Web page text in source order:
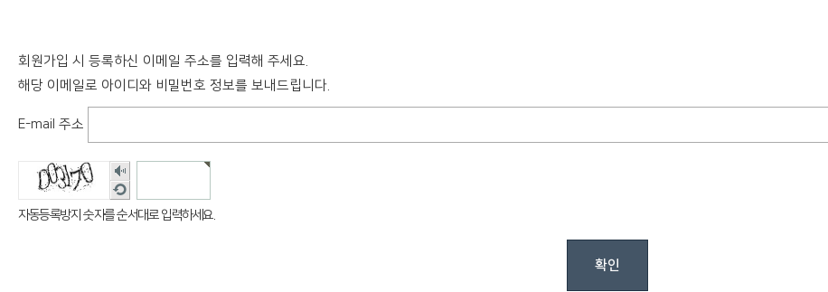
회원가입 시 등록하신 이메일 주소를 입력해 주세요.
해당 이메일로 아이디와 비밀번호 정보를 보내드립니다.
E-mail 주소
숫
자
음
성
새
로
고
자동등록방지 숫자를 순서대로 입력하세요.